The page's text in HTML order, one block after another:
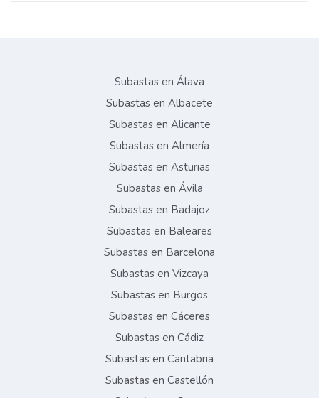
Subastas en Álava
Subastas en Albacete
Subastas en Alicante
Subastas en Almería
Subastas en Asturias
Subastas en Ávila
Subastas en Badajoz
Subastas en Baleares
Subastas en Barcelona
Subastas en Vizcaya
Subastas en Burgos
Subastas en Cáceres
Subastas en Cádiz
Subastas en Cantabria
Subastas en Castellón